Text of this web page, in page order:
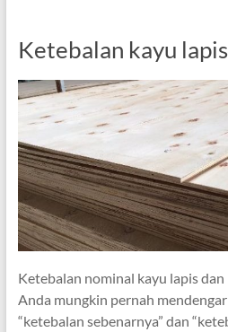
Ketebalan kayu
Ketebalan nominal kayu lapis
Anda mungkin pernah
“ketebalan sebenarnya” dan